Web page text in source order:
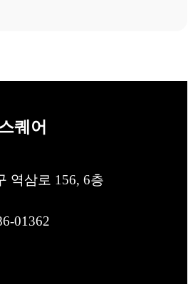
퀘어
역삼로 156, 6층
01362